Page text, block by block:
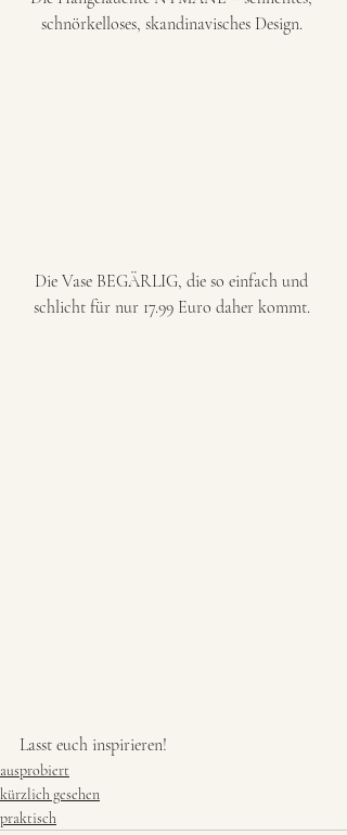
schnörkelloses, skandinavisches Design.
Die Vase BEGÄRLIG, die so einfach und
schlicht für nur 17.99 Euro daher kommt.
Lasst euch inspirieren!
ausprobiert
kürzlich gesehen
praktisch